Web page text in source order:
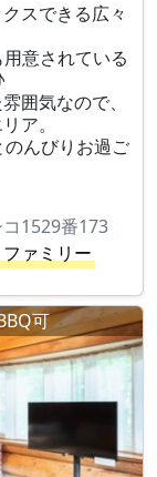
スできる広々
意されている
囲気なので、
ア。
んびりお過ご
1529番173
ァミリー
可